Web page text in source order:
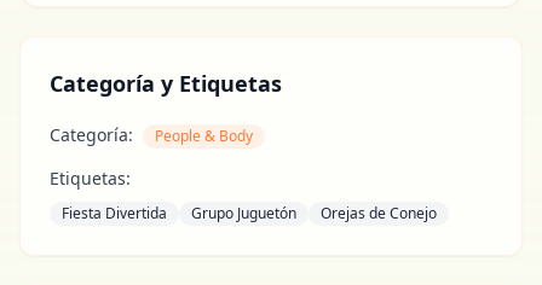
Categoría y Etiquetas
Categoría: People & Body
Etiquetas:
Fiesta Divertida Grupo Juguetón Orejas de Conejo